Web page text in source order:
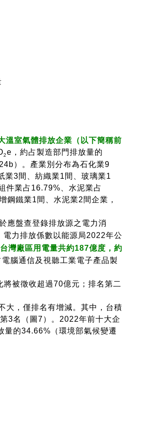
溫室氣體排放企業（以下簡稱前
2e，約占製造部門排放量的
）。產業別分布為石化業9
業3間、紡織業1間、玻璃業1
件業占16.79%、水泥業占
增鋼鐵業1間、水泥業2間企業，
應盤查登錄排放源之電力消
電力排放係數以能源局2022年公
灣廠區用電量共約187億度，約
電腦通信及視聽工業電子產品製
被徵收超過70億元；排名第二
大，僅排名有增減。其中，台積
3名（圖7）。2022年前十大企
量的34.66%（環境部氣候變遷